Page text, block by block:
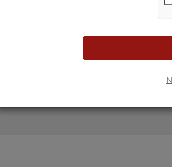
fuera de la misma.
como este en tu bandeja de